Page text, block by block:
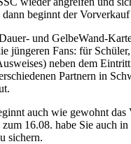
beginnt der
und GelbeWand-
jüngeren Fans: für
neben dem
Partnern in
auch wie gewohnt das
zum 16.08. habe Sie auch
sichern.